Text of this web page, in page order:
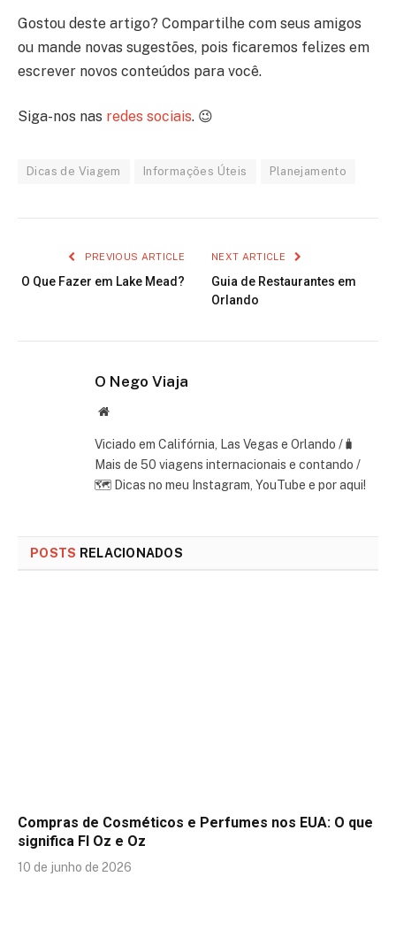
Gostou deste artigo? Compartilhe com seus amigos
ou mande novas sugestões, pois ficaremos felizes em
escrever novos conteúdos para você.
Siga-nos nas redes sociais. 😉
Dicas de Viagem Informações Úteis Planejamento
PREVIOUS ARTICLE
O Que Fazer em Lake Mead?
NEXT ARTICLE
Guia de Restaurantes em
Orlando
O Nego Viaja
Website
Viciado em Califórnia, Las Vegas e Orlando /🧳
Mais de 50 viagens internacionais e contando /
🗺 Dicas no meu Instagram, YouTube e por aqui!
POSTS RELACIONADOS
Compras de Cosméticos e Perfumes nos EUA: O que
significa Fl Oz e Oz
10 de junho de 2026